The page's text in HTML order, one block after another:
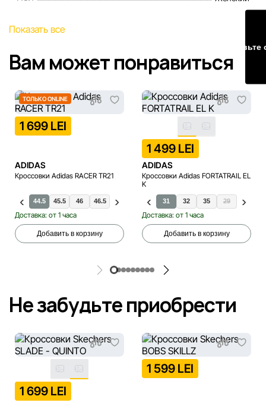
Наша команда регулярно проверяет и обновляет
информацию на сайте, чтобы своевременно выявлять и
исправлять возможные ошибки в кратчайшие разумные
сроки.
Показать все
Вам может понравиться
ТОЛЬКО ONLINE
1 699 LEI
ADIDAS
Кроссовки Adidas RACER TR21
44.5 45.5 46 46.5 40.5 42 42.5 43.5 44 47.5
Доставка: от 1 часа
Добавить в корзину
1 499 LEI
ADIDAS
Кроссовки Adidas FORTATRAIL EL
K
28 31 32 35 29 30
Доставка: от 1 часа
Добавить в корзину
Не забудьте приобрести
1 699 LEI
1 599 LEI
Оставьте